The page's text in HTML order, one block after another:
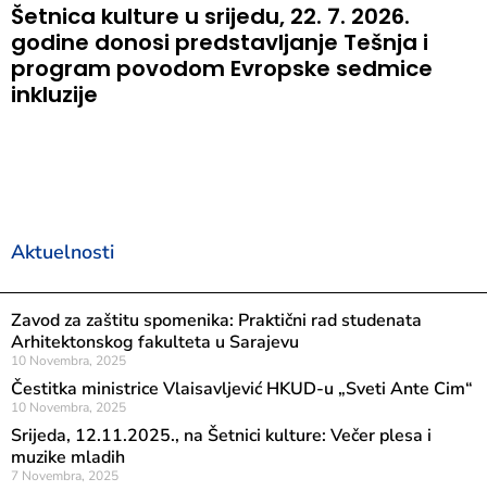
Šetnica kulture u srijedu, 22. 7. 2026.
godine donosi predstavljanje Tešnja i
program povodom Evropske sedmice
inkluzije
Aktuelnosti
Zavod za zaštitu spomenika: Praktični rad studenata
Arhitektonskog fakulteta u Sarajevu
10 Novembra, 2025
Čestitka ministrice Vlaisavljević HKUD-u „Sveti Ante Cim“
10 Novembra, 2025
Srijeda, 12.11.2025., na Šetnici kulture: Večer plesa i
muzike mladih
7 Novembra, 2025